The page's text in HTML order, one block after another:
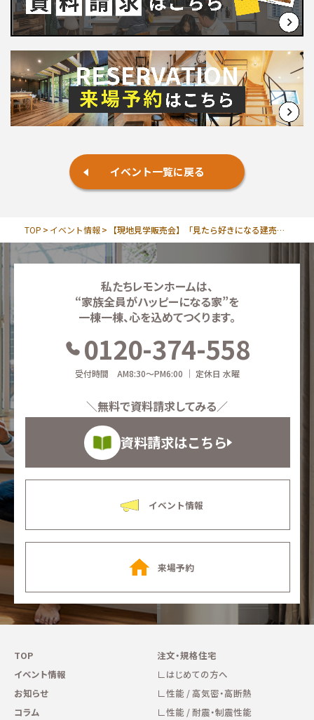
イベント一覧に戻る
TOP イベント情報 【現地見学販売会】「見たら好きになる建売住宅」LDKからつながるウッドデッキがある家
私たちレモンホームは、
“家族全員がハッピーになる家”を
一棟一棟、心を込めてつくります。
0120-374-558
受付時間 AM8:30～PM6:00 ｜ 定休日 水曜
＼無料で資料請求してみる／
資料請求はこちら
イベント情報
来場予約
TOP
イベント情報
お知らせ
コラム
注文・規格住宅
はじめての方へ
性能 / 高気密・高断熱
性能 / 耐震・制震性能